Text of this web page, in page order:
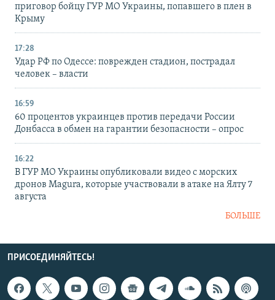
приговор бойцу ГУР МО Украины, попавшего в плен в
Крыму
17:28
Удар РФ по Одессе: поврежден стадион, пострадал
человек – власти
16:59
60 процентов украинцев против передачи России
Донбасса в обмен на гарантии безопасности – опрос
16:22
В ГУР МО Украины опубликовали видео с морских
дронов Magura, которые участвовали в атаке на Ялту 7
августа
БОЛЬШЕ
ПРИСОЕДИНЯЙТЕСЬ!